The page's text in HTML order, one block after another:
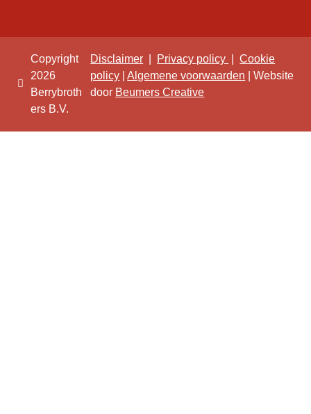
Copyright
2026
Berrybroth
ers B.V.
Disclaimer Privacy policy |Cookie
policy |Algemene voorwaarden | Website
door Beumers Creative